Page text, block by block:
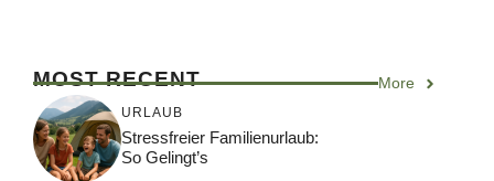
MOST RECENT More
URLAUB
Stressfreier Familienurlaub:
So Gelingt’s